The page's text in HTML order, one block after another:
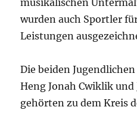
musikalischen
wurden auch Sportler
Leistungen
Die beiden
Heng Jonah Cwiklik und
gehörten zu dem Kreis